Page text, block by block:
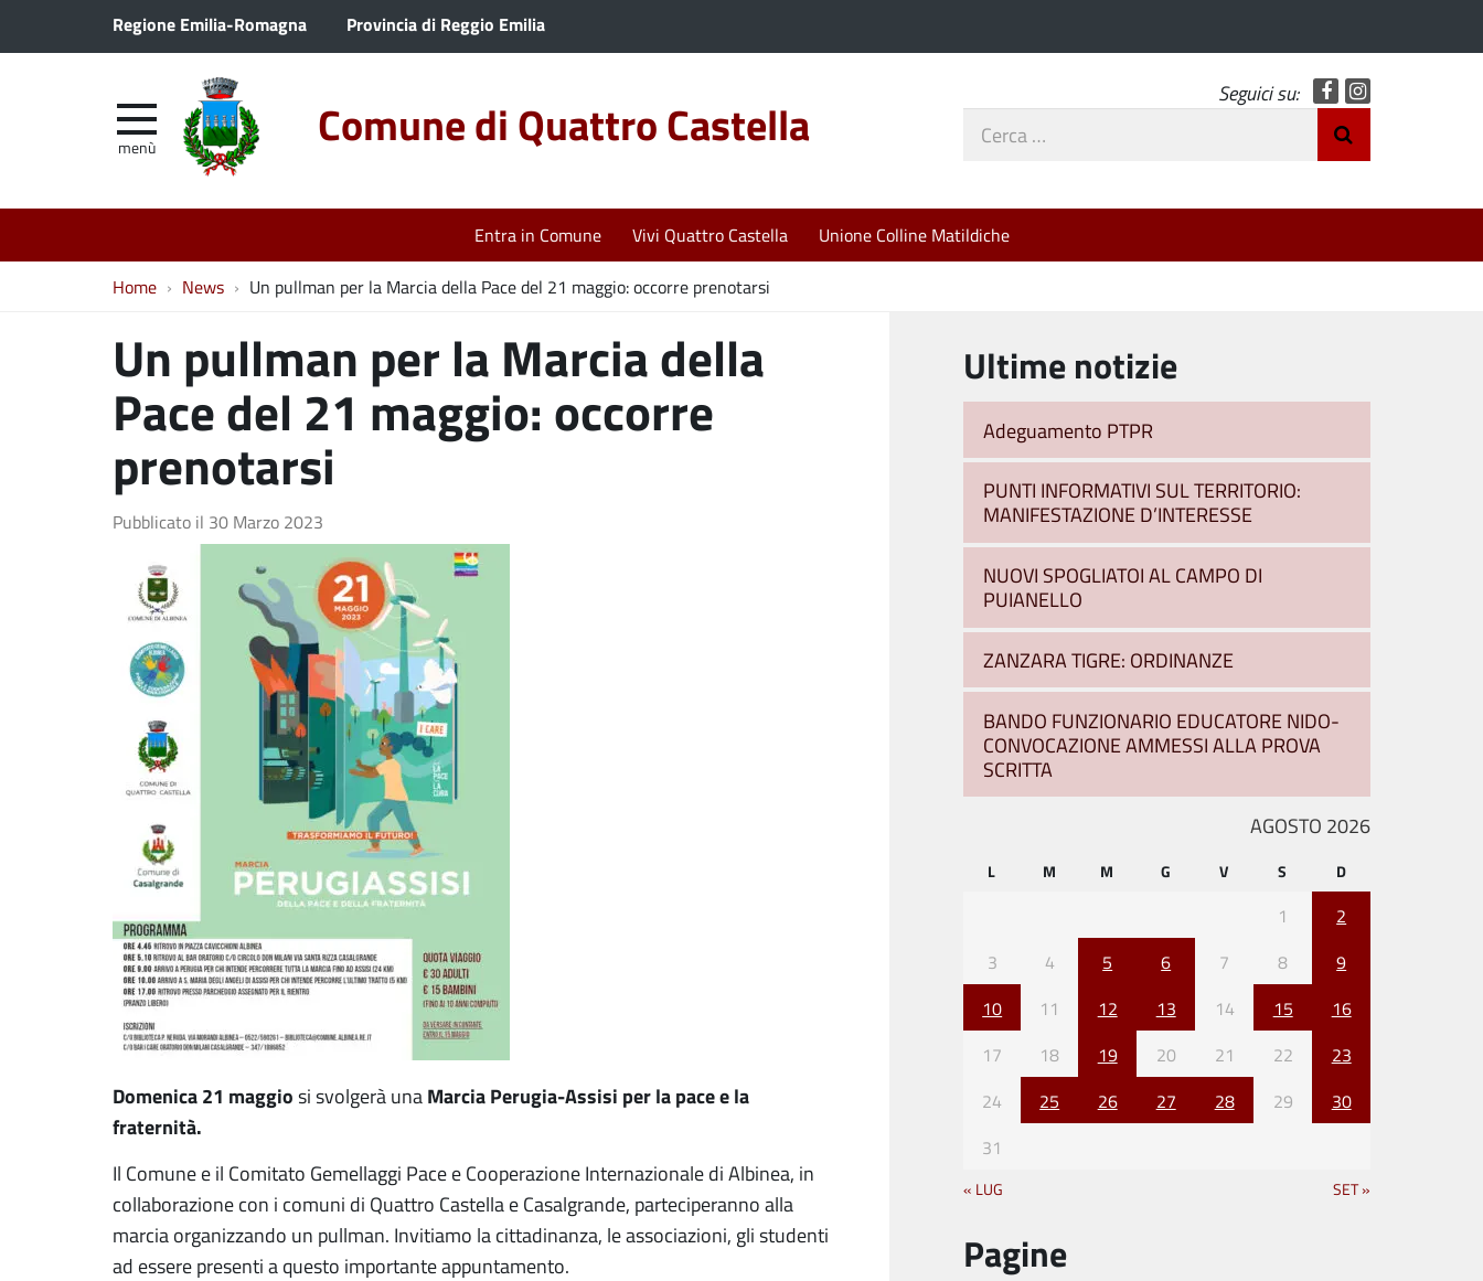
Regione Emilia-Romagna Provincia di Reggio Emilia
Comune di Quattro Castella
menù
Seguici su: Facebook
Cerca
Entra in Comune Vivi Quattro Castella Unione Colline Matildiche
Home News Un pullman per la Marcia della Pace del 21 maggio: occorre prenotarsi
Un pullman per la Marcia della
Pace del 21 maggio: occorre
prenotarsi
Pubblicato il 30 Marzo 2023
Domenica 21 maggio si svolgerà una Marcia Perugia-Assisi per la pace e la
fraternità.
Il Comune e il Comitato Gemellaggi Pace e Cooperazione Internazionale di Albinea, in
collaborazione con i comuni di Quattro Castella e Casalgrande, parteciperanno alla
marcia organizzando un pullman. Invitiamo la cittadinanza, le associazioni, gli studenti
ad essere presenti a questo importante appuntamento.
Ultime notizie
Adeguamento PTPR
PUNTI INFORMATIVI SUL TERRITORIO:
MANIFESTAZIONE D’INTERESSE
NUOVI SPOGLIATOI AL CAMPO DI
PUIANELLO
ZANZARA TIGRE: ORDINANZE
BANDO FUNZIONARIO EDUCATORE NIDO-
CONVOCAZIONE AMMESSI ALLA PROVA
SCRITTA
AGOSTO 2026
L M M G V S D
1
2
3
4 5 6 7 8
9
10
11 12 13 14 15
16
17
18 19 20 21 22
23
24
25 26 27 28 29
30
31
« LUG SET »
Pagine